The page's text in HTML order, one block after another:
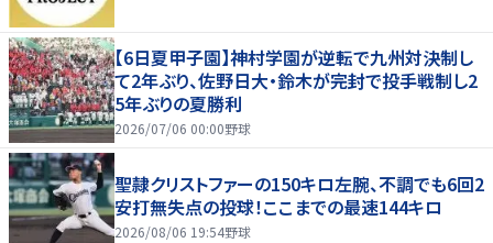
【6日夏甲子園】神村学園が逆転で九州対決制し
て2年ぶり、佐野日大・鈴木が完封で投手戦制し2
5年ぶりの夏勝利
2026/07/06 00:00野球
聖隷クリストファーの150キロ左腕、不調でも6回2
安打無失点の投球！ここまでの最速144キロ
2026/08/06 19:54野球